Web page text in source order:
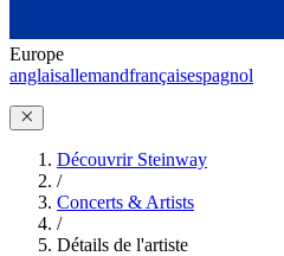
Europe
anglaisallemandfrançaisespagnol
Découvrir Steinway
/
Concerts & Artists
/
Détails de l'artiste